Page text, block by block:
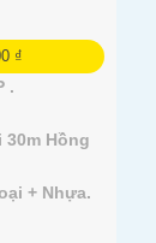
₫
.
30m Hồng
+ Nhựa.